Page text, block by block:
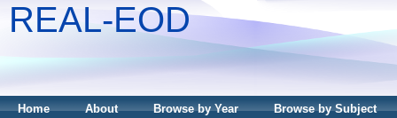
REAL-EOD
Home About Browse by Year Browse by Subject